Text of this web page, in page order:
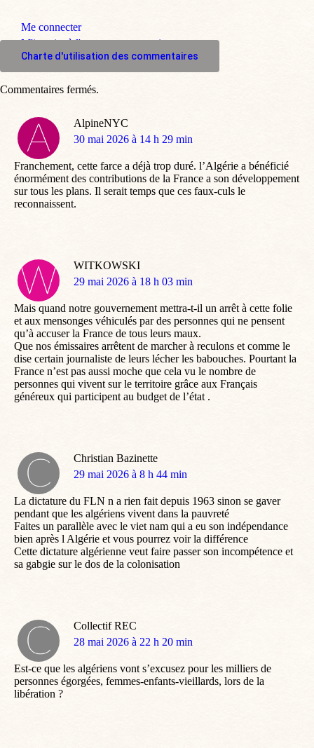
Me connecter
M'inscrire à l'espace commentaire
Charte d'utilisation des commentaires
AlpineNYC
dit
30 mai 2026 à 14 h 29 min
Franchement, cette farce a déjà trop duré. l’Algérie a bénéficié
énormément des contributions de la France a son développement
sur tous les plans. Il serait temps que ces faux-culs le
reconnaissent.
WITKOWSKI
dit
29 mai 2026 à 18 h 03 min
Mais quand notre gouvernement mettra-t-il un arrêt à cette folie
et aux mensonges véhiculés par des personnes qui ne pensent
qu’à accuser la France de tous leurs maux.
Que nos émissaires arrêtent de marcher à reculons et comme le
dise certain journaliste de leurs lécher les babouches. Pourtant la
France n’est pas aussi moche que cela vu le nombre de
personnes qui vivent sur le territoire grâce aux Français
généreux qui participent au budget de l’état .
Christian Bazinette
dit
29 mai 2026 à 8 h 44 min
La dictature du FLN n a rien fait depuis 1963 sinon se gaver
pendant que les algériens vivent dans la pauvreté
Faites un parallèle avec le viet nam qui a eu son indépendance
bien après l Algérie et vous pourrez voir la différence
Cette dictature algérienne veut faire passer son incompétence et
sa gabgie sur le dos de la colonisation
Collectif REC
dit
28 mai 2026 à 22 h 20 min
Est-ce que les algériens vont s’excusez pour les milliers de
personnes égorgées, femmes-enfants-vieillards, lors de la
libération ?
Commentaires fermés.